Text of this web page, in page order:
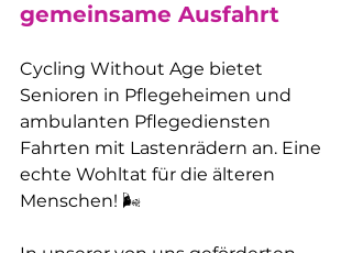
gemeinsame Ausfahrt
Cycling Without Age bietet
Senioren in Pflegeheimen und
ambulanten Pflegediensten
Fahrten mit Lastenrädern an. Eine
echte Wohltat für die älteren
Menschen! 🌬